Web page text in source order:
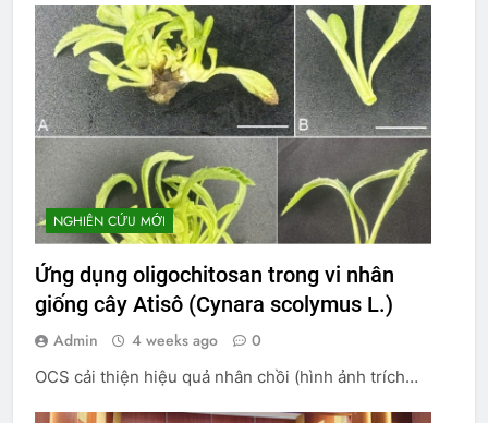
NGHIÊN CỨU MỚI
Ứng dụng oligochitosan trong vi nhân
giống cây Atisô (Cynara scolymus L.)
Admin 4 weeks ago 0
OCS cải thiện hiệu quả nhân chồi (hình ảnh trích…